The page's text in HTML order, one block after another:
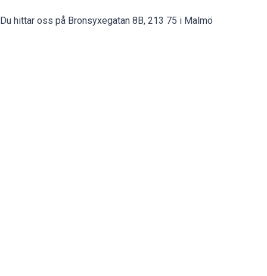
Du hittar oss på Bronsyxegatan 8B, 213 75 i Malmö